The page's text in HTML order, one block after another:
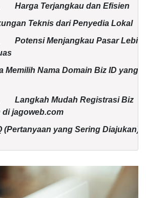
Harga Terjangkau dan Efisien
Teknis dari Penyedia Lokal
Potensi Menjangkau Pasar Lebih
Memilih Nama Domain Biz ID yang
Langkah Mudah Registrasi Biz
di jagoweb.com
(Pertanyaan yang Sering Diajukan)